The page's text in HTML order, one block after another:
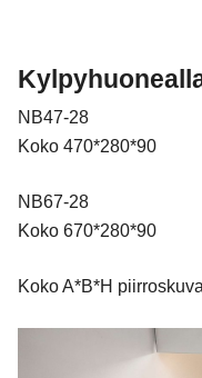
NB47-28
Koko 470*280*90
NB67-28
Koko 670*280*90
Koko A*B*H